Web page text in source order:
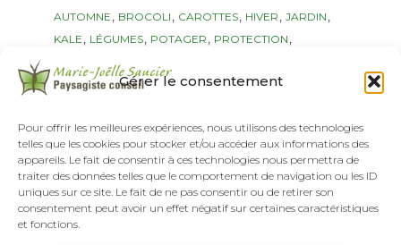
Gérer le consentement
Pour offrir les meilleures expériences, nous utilisons des technologies
telles que les cookies pour stocker et/ou accéder aux informations des
appareils. Le fait de consentir à ces technologies nous permettra de
traiter des données telles que le comportement de navigation ou les ID
uniques sur ce site. Le fait de ne pas consentir ou de retirer son
consentement peut avoir un effet négatif sur certaines caractéristiques
et fonctions.
Tags
AUTOMNE , BROCOLI , CAROTTES, HIVER , JARDIN ,
KALE , LÉGUMES, POTAGER , PROTECTION ,
TUNNELS
Continuer...